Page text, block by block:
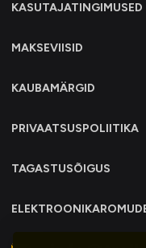
KASUTAJATINGIMUSED
MAKSEVIISID
KAUBAMÄRGID
PRIVAATSUSPOLIITIKA
TAGASTUSÕIGUS